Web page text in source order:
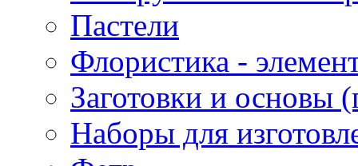
Пастели
Флористика -
Заготовки и основы
Наборы для